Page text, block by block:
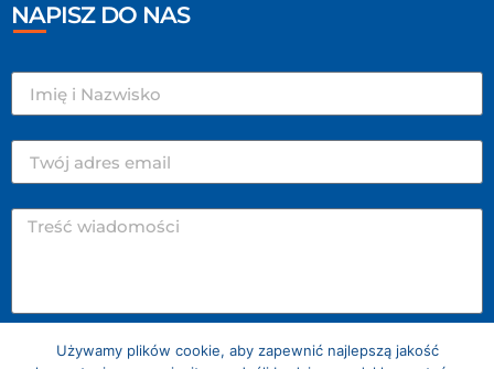
NAPISZ DO NAS
WYŚLIJ
Używamy plików cookie, aby zapewnić najlepszą jakość